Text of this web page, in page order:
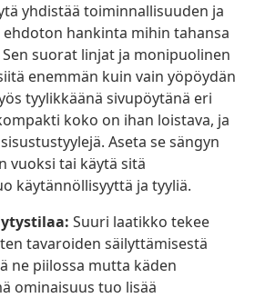
yhdistää toiminnallisuuden ja
ehdoton hankinta mihin tahansa
suorat linjat ja monipuolinen
enemmän kuin vain yöpöydän
tyylikkäänä sivupöytänä eri
koko on ihan loistava, ja
Aseta se sängyn
vuoksi tai käytä sitä
käytännöllisyyttä ja tyyliä.
Suuri laatikko tekee
tavaroiden säilyttämisestä
ne piilossa mutta käden
ominaisuus tuo lisää